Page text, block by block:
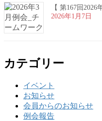
【 第167回
2026年1月7日
カテゴリー
イベント
お知らせ
会員からのお知らせ
例会報告